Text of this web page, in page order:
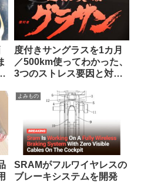
度付きサングラスを1カ月
／500km使ってわかった、
3つのストレス要因と対策
は解決策あり】
よみもの
SRAMがフルワイヤレスの
ブレーキシステムを開発